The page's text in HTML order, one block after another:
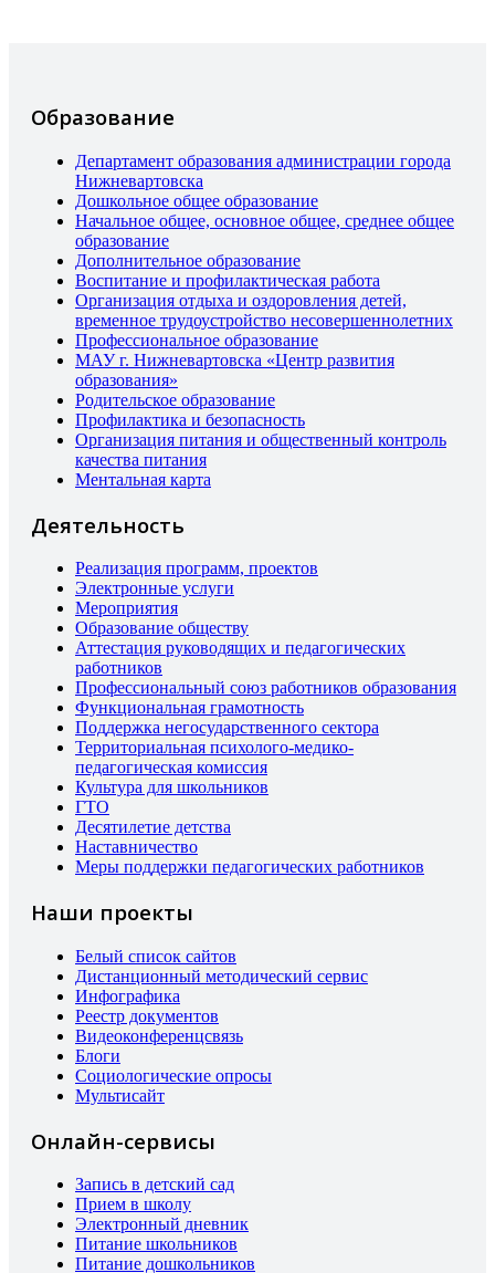
Образование
Департамент образования администрации города
Нижневартовска
Дошкольное общее образование
Начальное общее, основное общее, среднее общее
образование
Дополнительное образование
Воспитание и профилактическая работа
Организация отдыха и оздоровления детей,
временное трудоустройство несовершеннолетних
Профессиональное образование
МАУ г. Нижневартовска «Центр развития
образования»
Родительское образование
Профилактика и безопасность
Организация питания и общественный контроль
качества питания
Ментальная карта
Деятельность
Реализация программ, проектов
Электронные услуги
Мероприятия
Образование обществу
Аттестация руководящих и педагогических
работников
Профессиональный союз работников образования
Функциональная грамотность
Поддержка негосударственного сектора
Территориальная психолого-медико-
педагогическая комиссия
Культура для школьников
ГТО
Десятилетие детства
Наставничество
Меры поддержки педагогических работников
Наши проекты
Белый список сайтов
Дистанционный методический сервис
Инфографика
Реестр документов
Видеоконференцсвязь
Блоги
Социологические опросы
Мультисайт
Онлайн-сервисы
Запись в детский сад
Прием в школу
Электронный дневник
Питание школьников
Питание дошкольников